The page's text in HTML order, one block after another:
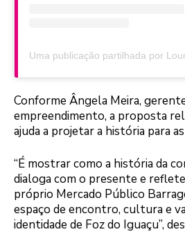
Conforme Ângela Meira,
empreendimento, a proposta
ajuda a projetar a história para
“É mostrar como a história da
dialoga com o presente e
próprio Mercado Público
espaço de encontro, cultura e
identidade de Foz do Iguaçu”,